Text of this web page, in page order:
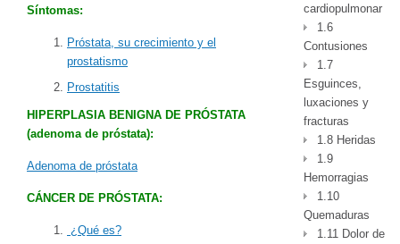
Síntomas:
Próstata, su crecimiento y el
prostatismo
Prostatitis
HIPERPLASIA BENIGNA DE PRÓSTATA
(adenoma de próstata):
Adenoma de próstata
CÁNCER DE PRÓSTATA:
¿Qué es?
cardiopulmonar
1.6
Contusiones
1.7
Esguinces,
luxaciones y
fracturas
1.8 Heridas
1.9
Hemorragias
1.10
Quemaduras
1.11 Dolor de